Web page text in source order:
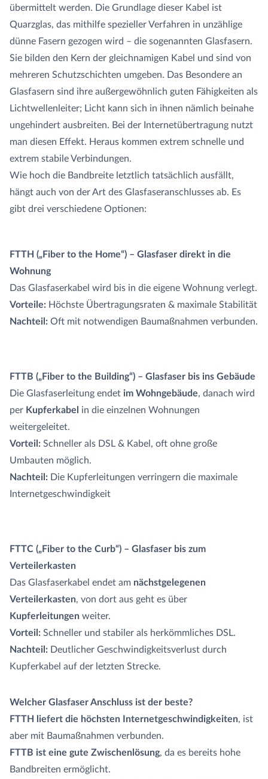
übermittelt werden. Die Grundlage dieser Kabel ist
Quarzglas, das mithilfe spezieller Verfahren in unzählige
dünne Fasern gezogen wird – die sogenannten Glasfasern.
Sie bilden den Kern der gleichnamigen Kabel und sind von
mehreren Schutzschichten umgeben. Das Besondere an
Glasfasern sind ihre außergewöhnlich guten Fähigkeiten als
Lichtwellenleiter; Licht kann sich in ihnen nämlich beinahe
ungehindert ausbreiten. Bei der Internetübertragung nutzt
man diesen Effekt. Heraus kommen extrem schnelle und
extrem stabile Verbindungen.
Wie hoch die Bandbreite letztlich tatsächlich ausfällt,
hängt auch von der Art des Glasfaseranschlusses ab. Es
gibt drei verschiedene Optionen:
FTTH („Fiber to the Home“) – Glasfaser direkt in die
Wohnung
Das Glasfaserkabel wird bis in die eigene Wohnung verlegt.
Vorteile: Höchste Übertragungsraten & maximale Stabilität
Nachteil: Oft mit notwendigen Baumaßnahmen verbunden.
FTTB („Fiber to the Building“) – Glasfaser bis ins Gebäude
Die Glasfaserleitung endet im Wohngebäude, danach wird
per Kupferkabel
in die einzelnen Wohnungen
weitergeleitet.
Vorteil: Schneller als DSL & Kabel, oft ohne große
Umbauten möglich.
Nachteil: Die Kupferleitungen verringern die maximale
Internetgeschwindigkeit
FTTC („Fiber to the Curb“) – Glasfaser bis zum
Verteilerkasten
Das Glasfaserkabel endet am nächstgelegenen
Verteilerkasten, von dort aus geht es über
Kupferleitungen weiter.
Vorteil: Schneller und stabiler als herkömmliches DSL.
Nachteil: Deutlicher Geschwindigkeitsverlust durch
Kupferkabel auf der letzten Strecke.
Welcher Glasfaser Anschluss ist der beste?
FTTH liefert die höchsten Internetgeschwindigkeiten, ist
aber mit Baumaßnahmen verbunden.
FTTB ist eine gute Zwischenlösung, da es bereits hohe
Bandbreiten ermöglicht.